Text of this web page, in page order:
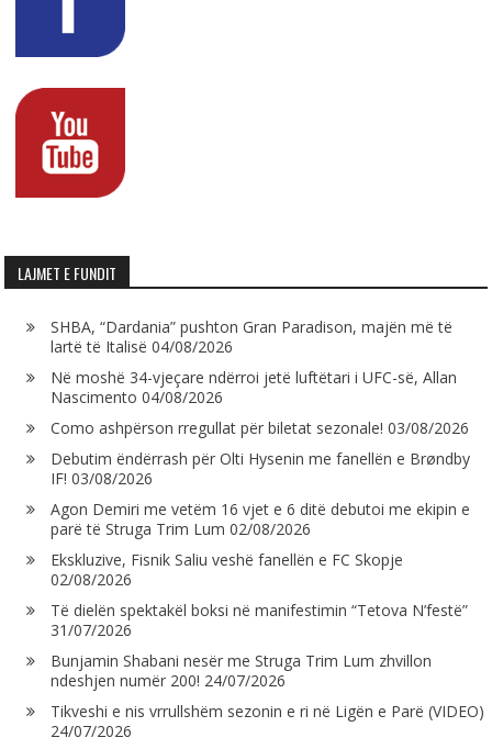
LAJMET E FUNDIT
SHBA, “Dardania” pushton Gran Paradison, majën më të
lartë të Italisë 04/08/2026
Në moshë 34-vjeçare ndërroi jetë luftëtari i UFC-së, Allan
Nascimento 04/08/2026
Como ashpërson rregullat për biletat sezonale! 03/08/2026
Debutim ëndërrash për Olti Hysenin me fanellën e Brøndby
IF! 03/08/2026
Agon Demiri me vetëm 16 vjet e 6 ditë debutoi me ekipin e
parë të Struga Trim Lum 02/08/2026
Ekskluzive, Fisnik Saliu veshë fanellën e FC Skopje
02/08/2026
Të dielën spektakël boksi në manifestimin “Tetova N’festë”
31/07/2026
Bunjamin Shabani nesër me Struga Trim Lum zhvillon
ndeshjen numër 200! 24/07/2026
Tikveshi e nis vrrullshëm sezonin e ri në Ligën e Parë (VIDEO)
24/07/2026